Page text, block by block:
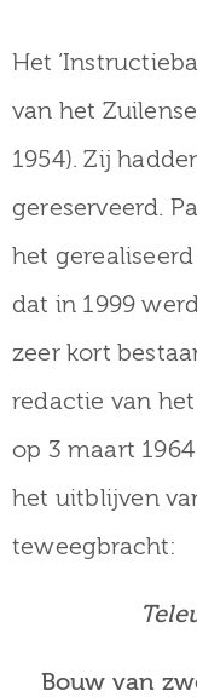
Collectie
Het
van het
1954). Zij
gereserveerd.
het
dat in 1999
zeer kort
redactie van het
op 3 maart
het uitblijven
teweegbracht:
Bouw van